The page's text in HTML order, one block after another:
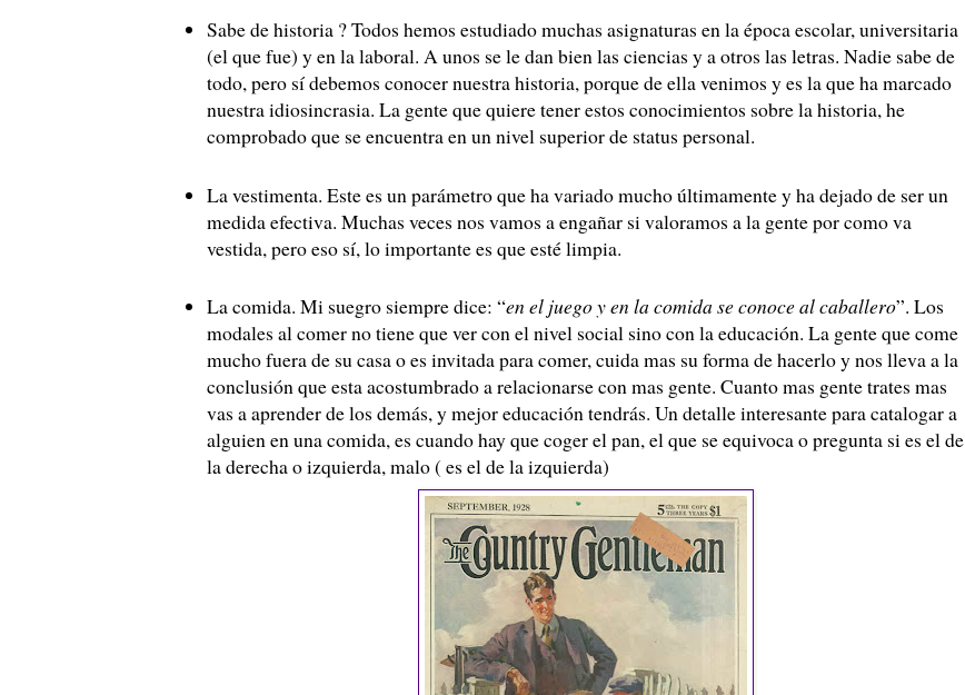
Sabe de historia ? Todos hemos estudiado muchas asignaturas en la época escolar, universitaria
(el que fue) y en la laboral. A unos se le dan bien las ciencias y a otros las letras. Nadie sabe de
todo, pero sí debemos conocer nuestra historia, porque de ella venimos y es la que ha marcado
nuestra idiosincrasia. La gente que quiere tener estos conocimientos sobre la historia, he
comprobado que se encuentra en un nivel superior de status personal.
La vestimenta. Este es un parámetro que ha variado mucho últimamente y ha dejado de ser un
medida efectiva. Muchas veces nos vamos a engañar si valoramos a la gente por como va
vestida, pero eso sí, lo importante es que esté limpia.
La comida. Mi suegro siempre dice: “en el juego y en la comida se conoce al caballero”. Los
modales al comer no tiene que ver con el nivel social sino con la educación. La gente que come
mucho fuera de su casa o es invitada para comer, cuida mas su forma de hacerlo y nos lleva a la
conclusión que esta acostumbrado a relacionarse con mas gente. Cuanto mas gente trates mas
vas a aprender de los demás, y mejor educación tendrás. Un detalle interesante para catalogar a
alguien en una comida, es cuando hay que coger el pan, el que se equivoca o pregunta si es el de
la derecha o izquierda, malo ( es el de la izquierda)